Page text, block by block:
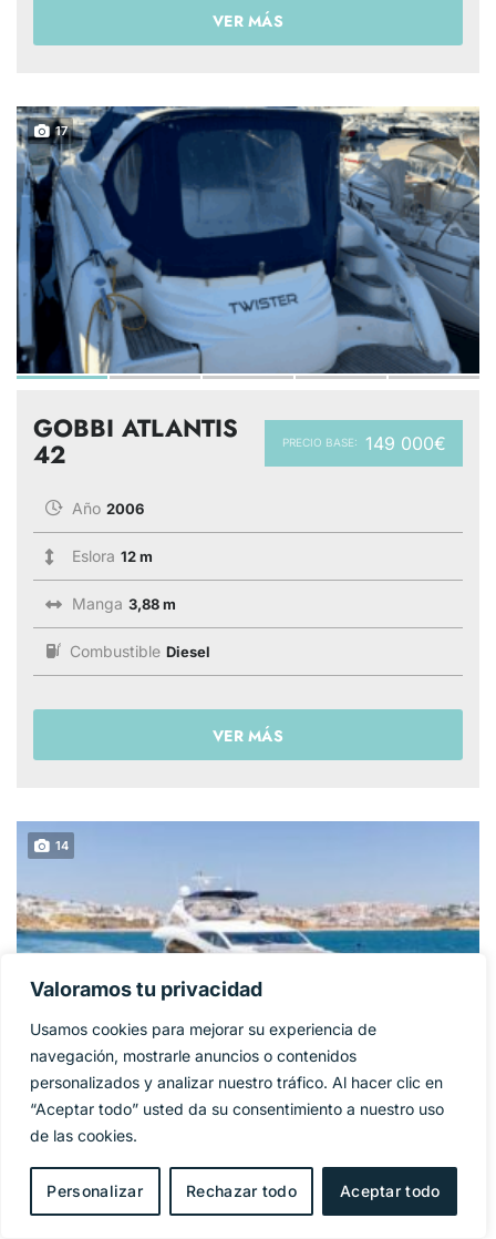
Valoramos tu privacidad
Usamos cookies para mejorar su experiencia de
navegación, mostrarle anuncios o contenidos
personalizados y analizar nuestro tráfico. Al hacer clic en
“Aceptar todo” usted da su consentimiento a nuestro uso
de las cookies.
Personalizar Rechazar todo Aceptar todo
VER MÁS
17
PRECIO BASE: 149 000€
GOBBI ATLANTIS
42
Año 2006
Eslora 12 m
Manga 3,88 m
Combustible Diesel
VER MÁS
14
SUNSEEKER 86
YACHT